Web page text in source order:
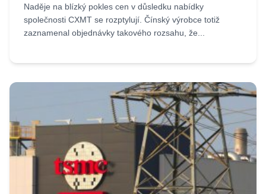
Naděje na blízký pokles cen v důsledku nabídky
společnosti CXMT se rozptylují. Čínský výrobce totiž
zaznamenal objednávky takového rozsahu, že...